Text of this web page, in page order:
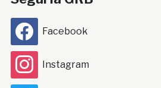
Facebook
Instagram